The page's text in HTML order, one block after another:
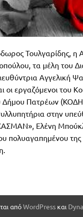
Τουλγαρίδης, η
τα μέλη του
Αγγελική
οι εργαζόμενοι του
Δήμου Πατρέων
στην
Ελένη
πολυαγαπημένου
απόWordPressκαι